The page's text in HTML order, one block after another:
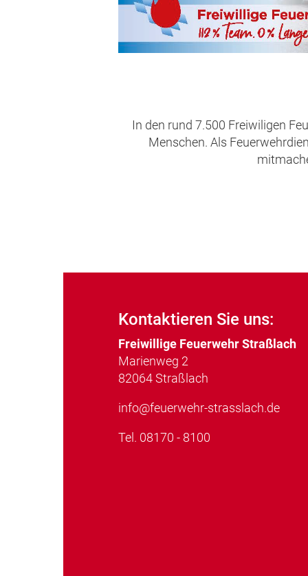
In den rund 7.500 Freiwiligen
Menschen. Als
Kontaktieren Sie uns:
Freiwillige Feuerwehr Straßlach
Marienweg 2
82064 Straßlach
info@feuerwehr-strasslach.de
Tel. 08170 - 8100